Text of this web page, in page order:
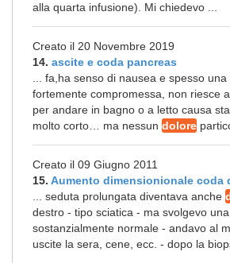
alla quarta infusione). Mi chiedevo ...
Creato il 20 Novembre 2019
14. ascite e coda pancreas
... fa,ha senso di nausea e spesso
fortemente compromessa, non riesce
per andare in bagno o a letto causa
molto corto… ma nessun dolore
Creato il 09 Giugno 2011
15. Aumento dimensionionale coda
... seduta prolungata diventava anche
destro - tipo sciatica - ma svolgevo
sostanzialmente normale - andavo al
uscite la sera, cene, ecc. - dopo la